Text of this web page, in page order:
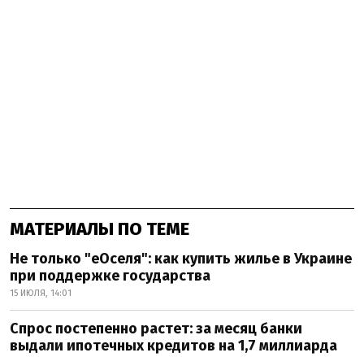
МАТЕРИАЛЫ ПО ТЕМЕ
Не только "еОселя": как купить жилье в Украине
при поддержке государства
15 ИЮЛЯ, 14:01
Спрос постепенно растет: за месяц банки
выдали ипотечных кредитов на 1,7 миллиарда